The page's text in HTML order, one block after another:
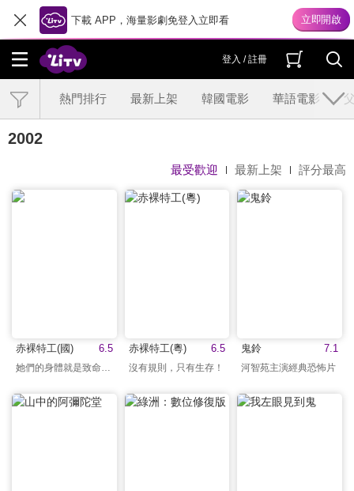
下載 APP，海量影劇免登入立即看
登入 / 註冊
熱門排行 最新上架 韓國電影 華語電影
2002
最受歡迎 最新上架 評分最高
6.5
赤裸特工(國) 6.5
赤裸特工(粵)
沒有規則，只有生存！
7.1
鬼鈴
河智苑主演經典恐怖片